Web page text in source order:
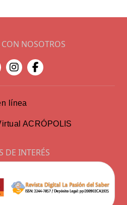
CON NOSOTROS
línea
ACRÓPOLIS
DE INTERÉS